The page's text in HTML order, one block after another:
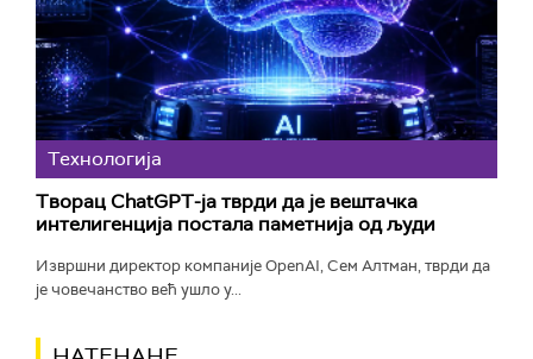
Технологијa
Творац ChatGPT-ја тврди да је вештачка
интелигенција постала паметнија од људи
Извршни директор компаније OpenAI, Сем Алтман, тврди да
је човечанство већ ушло у...